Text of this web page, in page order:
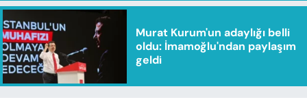
Murat Kurum'un adaylığı belli
oldu: İmamoğlu'ndan paylaşım
geldi